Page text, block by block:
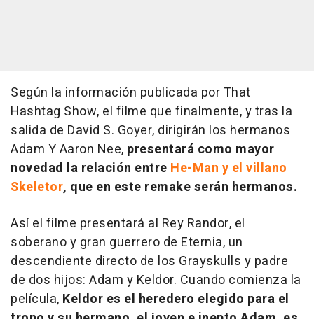
Según la información publicada por That
Hashtag Show, el filme que finalmente, y tras la
salida de David S. Goyer, dirigirán los hermanos
Adam Y Aaron Nee, presentará como mayor
novedad la relación entre He-Man y el villano
Skeletor, que en este remake serán hermanos.
Así el filme presentará al Rey Randor, el
soberano y gran guerrero de Eternia, un
descendiente directo de los Grayskulls y padre
de dos hijos: Adam y Keldor. Cuando comienza la
película, Keldor es el heredero elegido para el